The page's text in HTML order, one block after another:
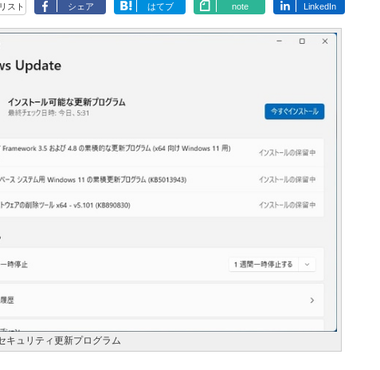
リスト シェア はてブ note LinkedIn
キュリティ更新プログラム